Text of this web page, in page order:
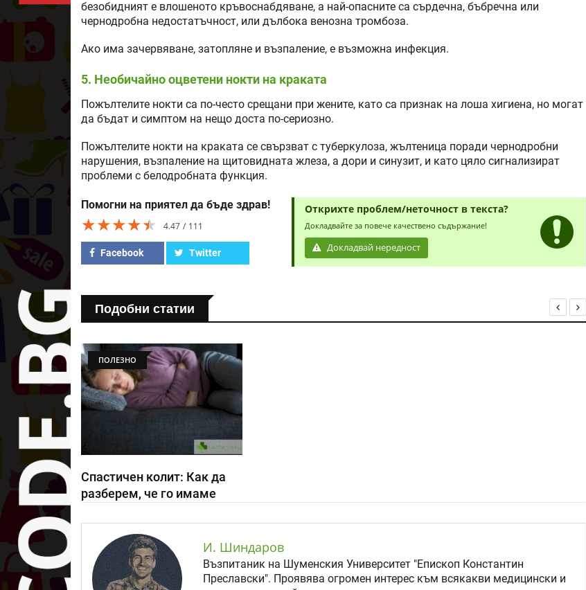
безобидният е влошеното кръвоснабдяване, а най-опасните са сърдечна, бъбречна или
чернодробна недостатъчност, или дълбока венозна тромбоза.
Ако има зачервяване, затопляне и възпаление, е възможна инфекция.
5. Необичайно оцветени нокти на краката
Пожълтелите нокти са по-често срещани при жените, като са признак на лоша хигиена, но могат
да бъдат и симптом на нещо доста по-сериозно.
Пожълтелите нокти на краката се свързват с туберкулоза, жълтеница поради чернодробни
нарушения, възпаление на щитовидната жлеза, а дори и синузит, и като цяло сигнализират
проблеми с белодробната функция.
Помогни на приятел да бъде здрав!
★★★★★
★★★★★
★★★★★ 4.47 111
Facebook Twitter
Открихте проблем/неточност в текста?
Докладвайте за повече качествено съдържание!
Докладвай нередност
Подобни статии
ПОЛЕЗНО
Спастичен колит: Как да
разберем, че го имаме
И. Шиндаров
Възпитаник на Шуменския Университет "Епископ Константин
Преславски". Проявява огромен интерес към всякакви медицински и